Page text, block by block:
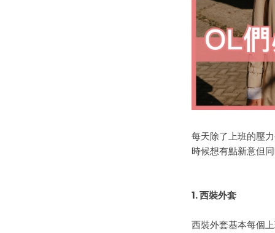
每天除了上班的壓
時候想有點新意但
1.西裝外套
西裝外套基本每個